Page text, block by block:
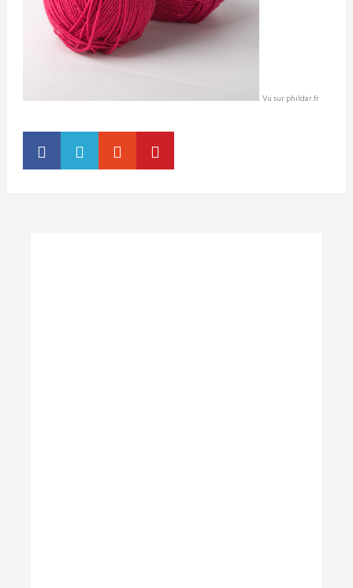
Vu sur phildar.fr